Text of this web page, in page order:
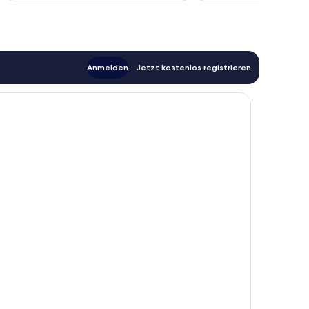
Anmelden Jetzt kostenlos registrieren